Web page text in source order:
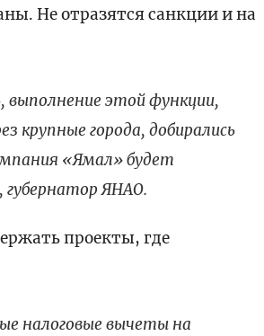
Не отразятся санкции и на
выполнение этой функции,
крупные города, добирались
«Ямал» будет
ЯНАО.
проекты, где
налоговые вычеты на